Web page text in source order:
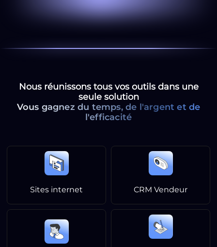
Nous réunissons tous vos outils dans une
seule solution
Vous gagnez du temps, de l'argent et de
l'efficacité
Sites internet CRM Vendeur